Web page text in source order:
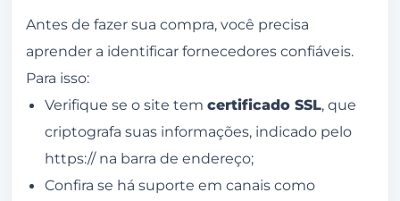
Antes de fazer sua compra, você precisa
aprender a identificar fornecedores confiáveis.
Para isso:
Verifique se o site tem certificado SSL, que
criptografa suas informações, indicado pelo
https:// na barra de endereço;
Confira se há suporte em canais como